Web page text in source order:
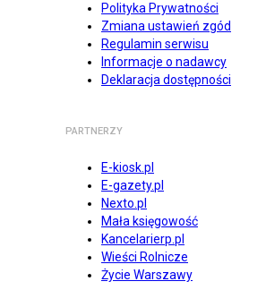
Polityka Prywatności
Zmiana ustawień zgód
Regulamin serwisu
Informacje o nadawcy
Deklaracja dostępności
PARTNERZY
E-kiosk.pl
E-gazety.pl
Nexto.pl
Mała księgowość
Kancelarierp.pl
Wieści Rolnicze
Życie Warszawy